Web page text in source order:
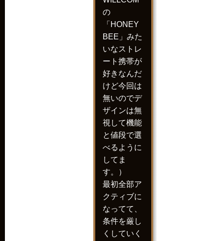
の
「HONEY
BEE」みた
いなストレ
ート携帯が
好きなんだ
けど今回は
無いのでデ
ザインは無
視して機能
と値段で選
べるように
してま
す。）
最初全部ア
クティブに
なってて、
条件を厳し
くしていく